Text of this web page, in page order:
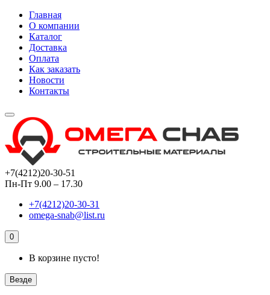
Главная
О компании
Каталог
Доставка
Оплата
Как заказать
Новости
Контакты
+7(4212)20-30-51
Пн-Пт 9.00 – 17.30
+7(4212)20-30-31
omega-snab@list.ru
0
В корзине пусто!
Везде